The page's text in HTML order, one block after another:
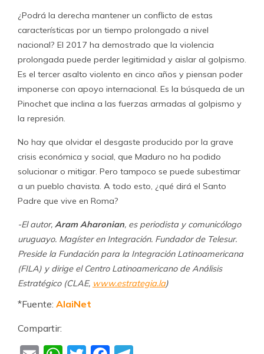
¿Podrá la derecha mantener un conflicto de estas
características por un tiempo prolongado a nivel
nacional? El 2017 ha demostrado que la violencia
prolongada puede perder legitimidad y aislar al golpismo.
Es el tercer asalto violento en cinco años y piensan poder
imponerse con apoyo internacional. Es la búsqueda de un
Pinochet que inclina a las fuerzas armadas al golpismo y
la represión.
No hay que olvidar el desgaste producido por la grave
crisis económica y social, que Maduro no ha podido
solucionar o mitigar. Pero tampoco se puede subestimar
a un pueblo chavista. A todo esto, ¿qué dirá el Santo
Padre que vive en Roma?
-El autor, Aram Aharonian, es periodista y comunicólogo
uruguayo. Magíster en Integración. Fundador de Telesur.
Preside la Fundación para la Integración Latinoamericana
(FILA) y dirige el Centro Latinoamericano de Análisis
Estratégico (CLAE, www.estrategia.la)
*Fuente: AlaiNet
Compartir: